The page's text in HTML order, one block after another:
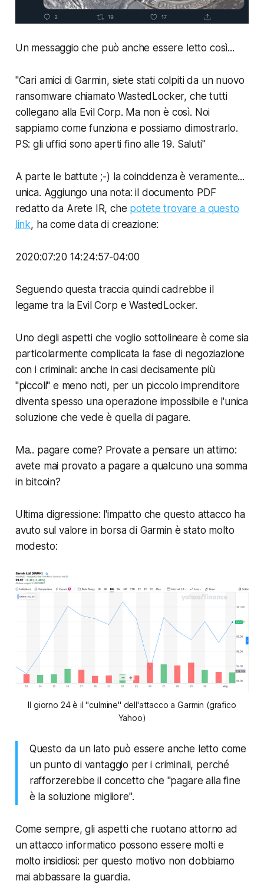
Un messaggio che può anche essere letto così...
"Cari amici di Garmin, siete stati colpiti da un nuovo
ransomware chiamato WastedLocker, che tutti
collegano alla Evil Corp. Ma non è così. Noi
sappiamo come funziona e possiamo dimostrarlo.
PS: gli uffici sono aperti fino alle 19. Saluti"
A parte le battute ;-) la coincidenza è veramente...
unica. Aggiungo una nota: il documento PDF
redatto da Arete IR, che potete trovare a questo
link, ha come data di creazione:
2020:07:20 14:24:57-04:00
Seguendo questa traccia quindi cadrebbe il
legame tra la Evil Corp e WastedLocker.
Uno degli aspetti che voglio sottolineare è come sia
particolarmente complicata la fase di negoziazione
con i criminali: anche in casi decisamente più
"piccoli" e meno noti, per un piccolo imprenditore
diventa spesso una operazione impossibile e l'unica
soluzione che vede è quella di pagare.
Ma.. pagare come? Provate a pensare un attimo:
avete mai provato a pagare a qualcuno una somma
in bitcoin?
Ultima digressione: l'impatto che questo attacco ha
avuto sul valore in borsa di Garmin è stato molto
modesto:
Il giorno 24 è il "culmine" dell'attacco a Garmin (grafico
Yahoo)
Questo da un lato può essere anche letto come
un punto di vantaggio per i criminali, perché
rafforzerebbe il concetto che "pagare alla fine
è la soluzione migliore".
Come sempre, gli aspetti che ruotano attorno ad
un attacco informatico possono essere molti e
molto insidiosi: per questo motivo non dobbiamo
mai abbassare la guardia.